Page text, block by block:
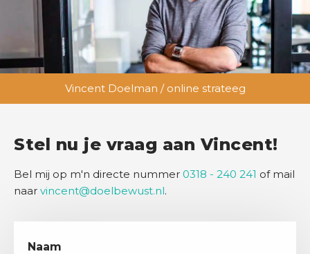
Vincent Doelman / online strateeg
Stel nu je vraag aan Vincent!
Bel mij op m'n directe nummer 0318 - 240 241 of mail
naar vincent@doelbewust.nl.
Naam